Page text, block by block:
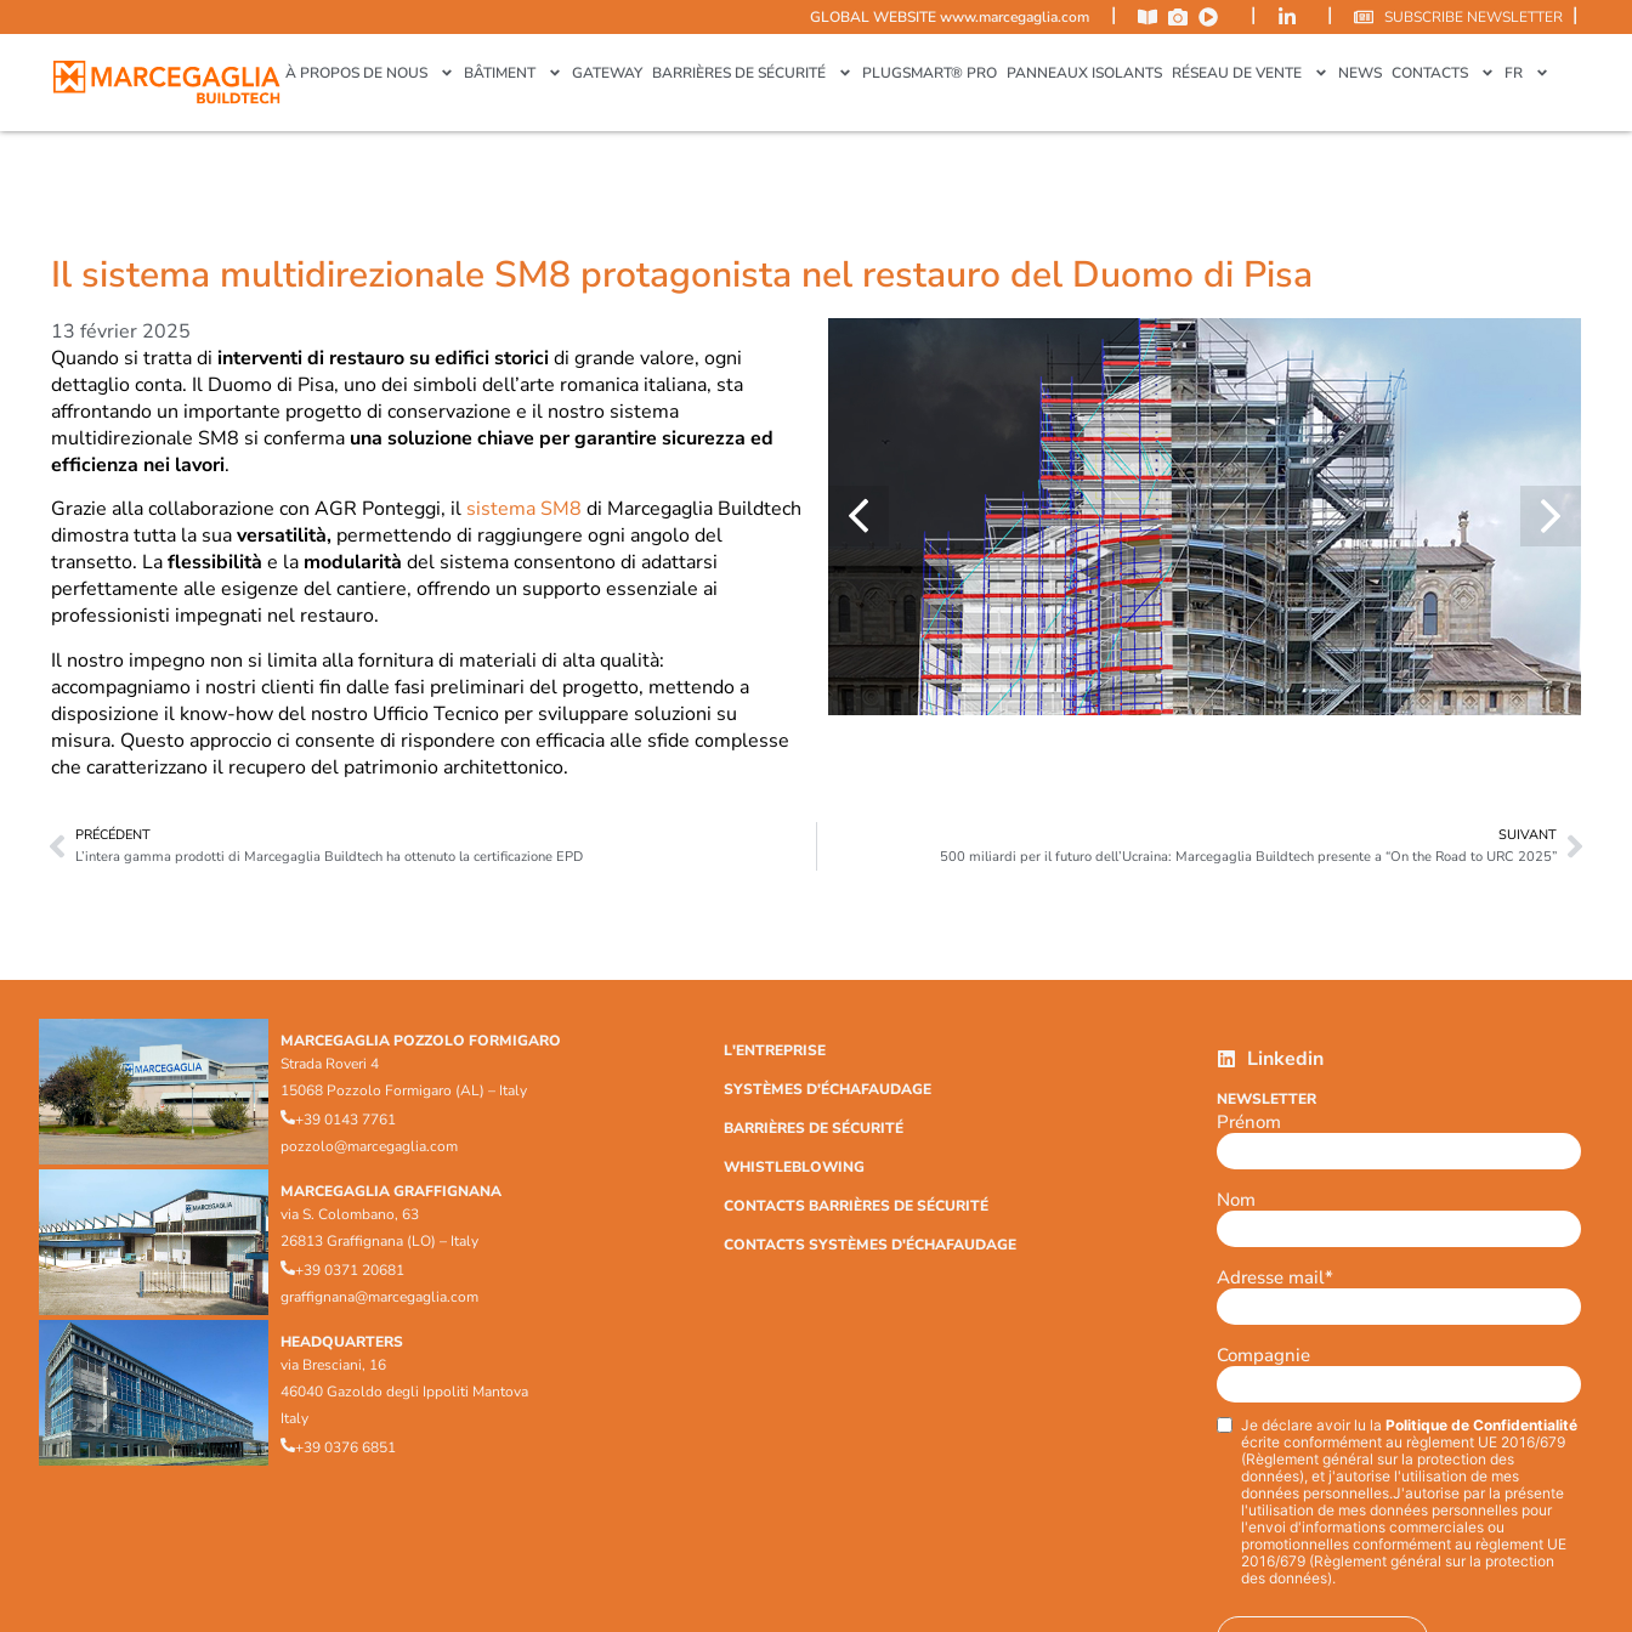
GLOBAL WEBSITEwww.marcegaglia.com | | | SUBSCRIBE NEWSLETTER |
À PROPOS DE NOUS BÂTIMENT GATEWAY BARRIÈRES DE SÉCURITÉ PLUGSMART® PRO PANNEAUX ISOLANTS RÉSEAU DE VENTE NEWS CONTACTS FR
Il sistema multidirezionale SM8 protagonista nel restauro del Duomo di Pisa
13 février 2025
Quando si tratta di interventi di restauro su edifici storicidi grande valore, ogni
dettaglio conta. Il Duomo di Pisa, uno dei simboli dell’arte romanica italiana, sta
affrontando un importante progetto di conservazione e il nostro sistema
multidirezionale SM8 si conferma una soluzione chiave per garantire sicurezza ed
efficienza nei lavori.
Grazie alla collaborazione con AGR Ponteggi, il sistema SM8 di Marcegaglia Buildtech
dimostra tutta la suaversatilità, permettendo di raggiungere ogni angolo del
transetto. Laflessibilità e la modularità del sistema consentono di adattarsi
perfettamente alle esigenze del cantiere, offrendo un supporto essenziale ai
professionisti impegnati nel restauro.
Il nostro impegno non si limita alla fornitura di materiali di alta qualità:
accompagniamo i nostri clienti fin dalle fasi preliminari del progetto, mettendo a
disposizione il know-how del nostro Ufficio Tecnico per sviluppare soluzioni su
misura. Questo approccio ci consente di rispondere con efficacia alle sfide complesse
che caratterizzano il recupero del patrimonio architettonico.
PRÉCÉDENT
L’intera gamma prodotti di Marcegaglia Buildtech ha ottenuto la certificazione EPD
SUIVANT
500 miliardi per il futuro dell’Ucraina: Marcegaglia Buildtech presente a “On the Road to URC 2025”
MARCEGAGLIA POZZOLO FORMIGARO
Strada Roveri 4
15068 Pozzolo Formigaro (AL) – Italy
+39 0143 7761
pozzolo@marcegaglia.com
MARCEGAGLIA GRAFFIGNANA
via S. Colombano, 63
26813 Graffignana (LO) – Italy
+39 0371 20681
graffignana@marcegaglia.com
HEADQUARTERS
via Bresciani, 16
46040 Gazoldo degli Ippoliti Mantova
Italy
+39 0376 6851
L'ENTREPRISE
SYSTÈMES D'ÉCHAFAUDAGE
BARRIÈRES DE SÉCURITÉ
WHISTLEBLOWING
CONTACTS BARRIÈRES DE SÉCURITÉ
CONTACTS SYSTÈMES D'ÉCHAFAUDAGE
Linkedin
NEWSLETTER
Prénom
Nom
Adresse mail*
Compagnie
Privacy*
Je déclare avoir lu la Politique de Confidentialité
écrite conformément au règlement UE 2016/679
(Règlement général sur la protection des
données), et j'autorise l'utilisation de mes
données personnelles.J'autorise par la présente
l'utilisation de mes données personnelles pour
l'envoi d'informations commerciales ou
promotionnelles conformément au règlement UE
2016/679 (Règlement général sur la protection
des données).